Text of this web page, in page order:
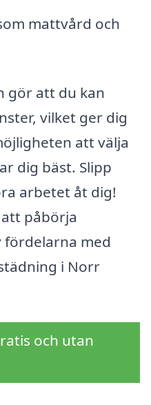
mattvård och
gör att du kan
vilket ger dig
att välja
dig bäst. Slipp
arbetet åt dig!
påbörja
fördelarna med
i Norr
och utan